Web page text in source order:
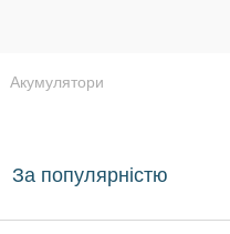
Акумулятори
За популярністю